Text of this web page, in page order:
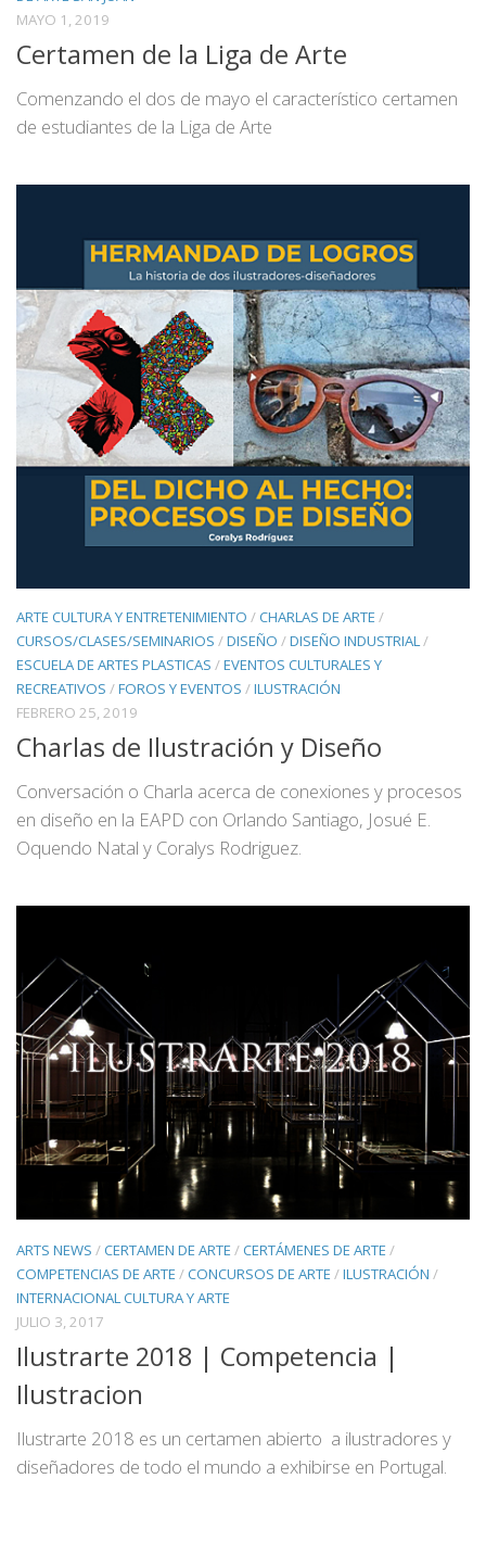
MAYO 1, 2019
Certamen de la Liga de Arte
Comenzando el dos de mayo el característico certamen
de estudiantes de la Liga de Arte
ARTE CULTURA Y ENTRETENIMIENTO /CHARLAS DE ARTE /
CURSOS/CLASES/SEMINARIOS /DISEÑO /DISEÑO INDUSTRIAL/
ESCUELA DE ARTES PLASTICAS /EVENTOS CULTURALES Y
RECREATIVOS /FOROS Y EVENTOS /ILUSTRACIÓN
FEBRERO 25, 2019
Charlas de Ilustración y Diseño
Conversación o Charla acerca de conexiones y procesos
en diseño en la EAPD con Orlando Santiago, Josué E.
Oquendo Natal y Coralys Rodriguez.
ARTS NEWS /CERTAMEN DE ARTE /CERTÁMENES DE ARTE /
COMPETENCIAS DE ARTE /CONCURSOS DE ARTE /ILUSTRACIÓN /
INTERNACIONAL CULTURA Y ARTE
JULIO 3, 2017
Ilustrarte 2018 | Competencia |
Ilustracion
Ilustrarte 2018 es un certamen abierto a ilustradores y
diseñadores de todo el mundo a exhibirse en Portugal.